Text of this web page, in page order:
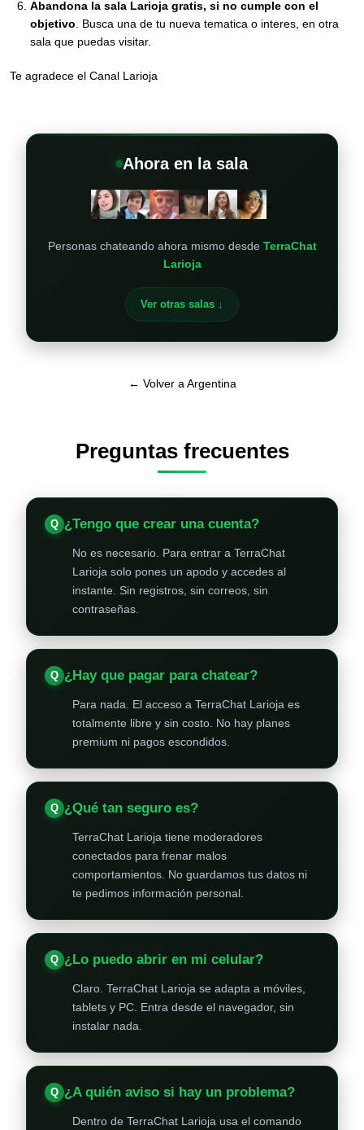
Abandona la sala Larioja gratis, si no cumple con el
objetivo . Busca una de tu nueva tematica o interes, en otra
sala que puedas visitar.
Te agradece el Canal Larioja
Ahora en la sala
Personas chateando ahora mismo desde TerraChat
Larioja
Ver otras salas ↓
← Volver a Argentina
Preguntas frecuentes
¿Tengo que crear una cuenta?
No es necesario. Para entrar a TerraChat
Larioja solo pones un apodo y accedes al
instante. Sin registros, sin correos, sin
contraseñas.
¿Hay que pagar para chatear?
Para nada. El acceso a TerraChat Larioja es
totalmente libre y sin costo. No hay planes
premium ni pagos escondidos.
¿Qué tan seguro es?
TerraChat Larioja tiene moderadores
conectados para frenar malos
comportamientos. No guardamos tus datos ni
te pedimos información personal.
¿Lo puedo abrir en mi celular?
Claro. TerraChat Larioja se adapta a móviles,
tablets y PC. Entra desde el navegador, sin
instalar nada.
¿A quién aviso si hay un problema?
Dentro de TerraChat Larioja usa el comando